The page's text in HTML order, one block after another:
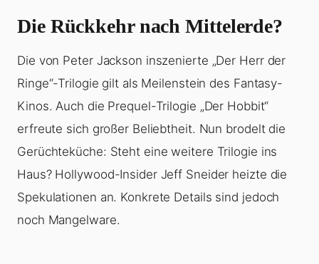
Die Rückkehr nach Mittelerde?
Die von Peter Jackson inszenierte „Der Herr der
Ringe“-Trilogie gilt als Meilenstein des Fantasy-
Kinos. Auch die Prequel-Trilogie „Der Hobbit“
erfreute sich großer Beliebtheit. Nun brodelt die
Gerüchteküche: Steht eine weitere Trilogie ins
Haus? Hollywood-Insider Jeff Sneider heizte die
Spekulationen an. Konkrete Details sind jedoch
noch Mangelware.